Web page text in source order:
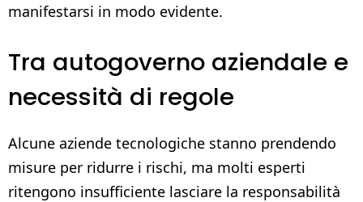
manifestarsi in modo evidente.
Tra autogoverno aziendale e
necessità di regole
Alcune aziende tecnologiche stanno prendendo
misure per ridurre i rischi, ma molti esperti
ritengono insufficiente lasciare la responsabilità